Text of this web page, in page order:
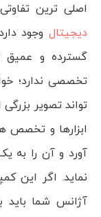
اصلی ترین
دیجیتال وجود
گسترده و عمیق
تخصصی ندارد؛
تواند تصویر
ابزارها و تخصص
آورد و آن را به
نماید. اگر این
آژانس شما باید